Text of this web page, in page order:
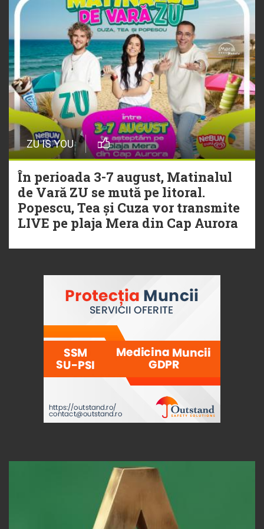
ZU IS YOU
În perioada 3-7 august, Matinalul
de Vară ZU se mută pe litoral.
Popescu, Tea și Cuza vor transmite
LIVE pe plaja Mera din Cap Aurora